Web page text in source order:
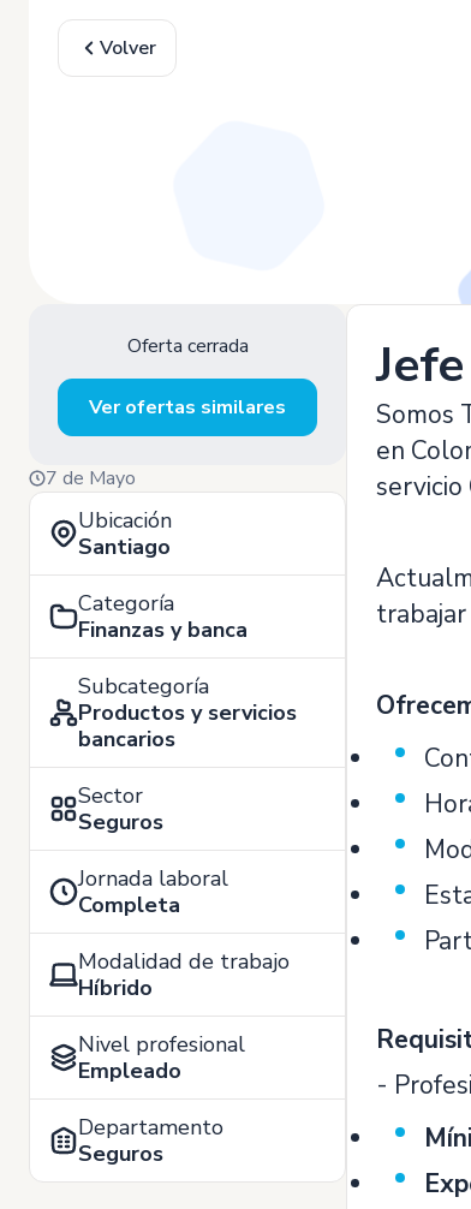
Volver
Oferta cerrada
Ver ofertas similares
7 de Mayo
Ubicación
Santiago
Categoría
Finanzas y banca
Subcategoría
Productos y servicios
bancarios
Sector
Seguros
Jornada laboral
Completa
Modalidad de trabajo
Híbrido
Nivel profesional
Empleado
Departamento
Seguros
Somos
en
-